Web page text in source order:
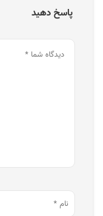
پاسخ دهید